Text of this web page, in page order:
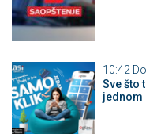
10:42
Sve što
jednom